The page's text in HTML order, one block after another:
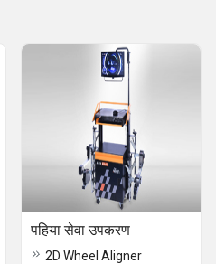
पहिया सेवा उपकरण
2D Wheel Aligner